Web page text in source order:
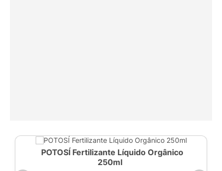
POTOSÍ Fertilizante Líquido Orgânico
250ml